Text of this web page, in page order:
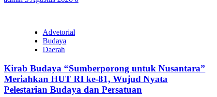
Advetorial
Budaya
Daerah
Kirab Budaya “Sumberporong untuk Nusantara”
Meriahkan HUT RI ke-81, Wujud Nyata
Pelestarian Budaya dan Persatuan